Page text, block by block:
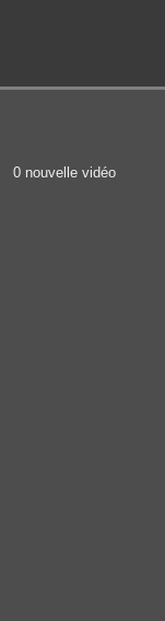
0 nouvelle vidéo